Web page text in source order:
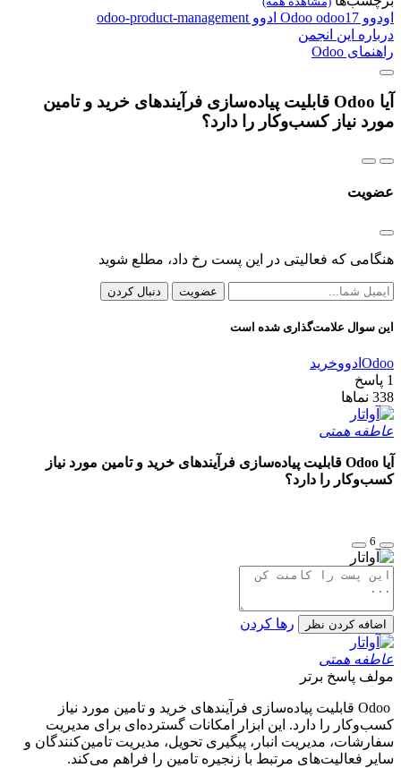
اودوو Odoo odoo17 ادوو odoo-product-management
درباره این انجمن
راهنمای Odoo
آیا Odoo قابلیت پیاده‌سازی فرآیندهای خرید و تامین
مورد نیاز کسب‌وکار را دارد؟
عضویت
هنگامی که فعالیتی در این پست رخ داد، مطلع شوید
عضویت دنبال کردن
این سوال علامت‌گذاری شده است
Odoo ادووخرید
1 پاسخ
338 نماها
عاطفه همتی
آیا Odoo قابلیت پیاده‌سازی فرآیندهای خرید و تامین مورد نیاز
کسب‌وکار را دارد؟
6
اضافه کردن نظر رها کردن
عاطفه همتی
مولف پاسخ برتر
Odoo قابلیت پیاده‌سازی فرآیندهای خرید و تامین مورد نیاز
کسب‌وکار را دارد. این ابزار امکانات گسترده‌ای برای مدیریت
سفارشات، مدیریت انبار، پیگیری تحویل، مدیریت تامین‌کنندگان و
سایر فعالیت‌های مرتبط با زنجیره تامین را فراهم می‌کند.